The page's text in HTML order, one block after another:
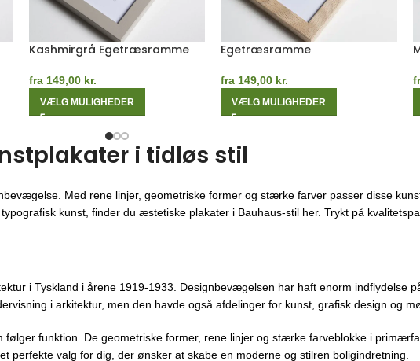
Grøn Egetræsramme
fra 149,00 kr.
VÆLG MULIGHEDER
Blå Egetræsramme
fra149,00 kr.
VÆLG MULIGHEDER
i tidløs stil
Med rene linjer, geometriske former og stærke farver passer disse
kunst, finder du æstetiske plakater i Bauhaus-stil her. Trykt på
i Tyskland i årene 1919-1933. Designbevægelsen har haft enorm indflydelse
i arkitektur, men den havde også afdelinger for kunst, grafisk design og
følger funktion. De geometriske former, rene linjer og stærke farveblokke i
valg for dig, der ønsker at skabe en moderne og stilren boligindretning.